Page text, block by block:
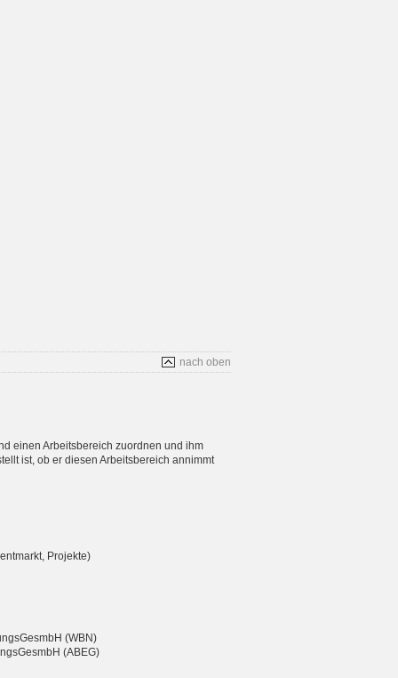
nach oben
einen Arbeitsbereich zuordnen und ihm
ist, ob er diesen Arbeitsbereich annimmt
Projekte)
(WBN)
(ABEG)